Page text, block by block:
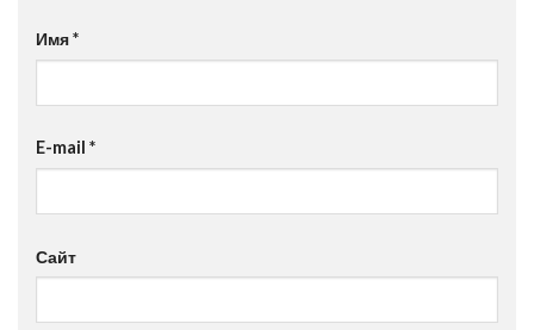
Имя*
E-mail *
Сайт